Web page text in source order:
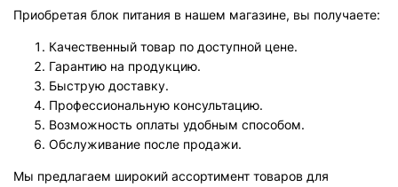
Приобретая блок питания в нашем магазине, вы получаете:
Качественный товар по доступной цене.
Гарантию на продукцию.
Быструю доставку.
Профессиональную консультацию.
Возможность оплаты удобным способом.
Обслуживание после продажи.
Мы предлагаем широкий ассортимент товаров для